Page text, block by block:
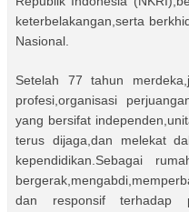
keterbelakangan,serta
Nasional.
Setelah 77 tahun
profesi,organisasi
yang bersifat
terus dijaga,dan melekat
kependidikan.Sebagai
dan responsif terhadap